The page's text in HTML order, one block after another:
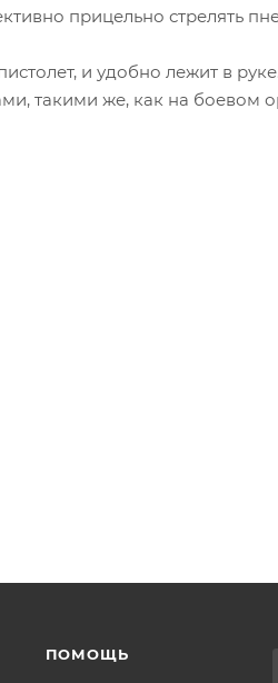
прицельно стрелять
и удобно лежит в
такими же, как на боевом
ПОМОЩЬ